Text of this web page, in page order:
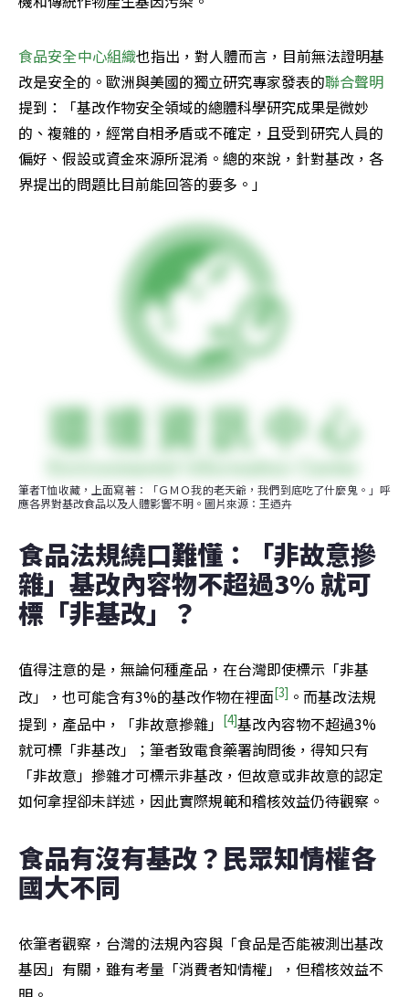
食品安全中心組織也指出，對人體而言，目前無法證明基
改是安全的。歐洲與美國的獨立研究專家發表的聯合聲明
提到：「基改作物安全領域的總體科學研究成果是微妙
的、複雜的，經常自相矛盾或不確定，且受到研究人員的
偏好、假設或資金來源所混淆。總的來說，針對基改，各
界提出的問題比目前能回答的要多。」
筆者T恤收藏，上面寫著：「ＧＭＯ我的老天爺，我們到底吃了什麼鬼。」呼
應各界對基改食品以及人體影響不明。圖片來源：王迺卉
食品法規繞口難懂：「非故意摻
雜」基改內容物不超過3% 就可
標「非基改」？
值得注意的是，無論何種產品，在台灣即使標示「非基
改」，也可能含有3%的基改作物在裡面[3] 。而基改法規
提到，產品中，「非故意摻雜」 [4]基改內容物不超過3%
就可標「非基改」；筆者致電食藥署詢問後，得知只有
「非故意」摻雜才可標示非基改，但故意或非故意的認定
如何拿捏卻未詳述，因此實際規範和稽核效益仍待觀察。
食品有沒有基改？民眾知情權各
國大不同
依筆者觀察，台灣的法規內容與「食品是否能被測出基改
基因」有關，雖有考量「消費者知情權」，但稽核效益不